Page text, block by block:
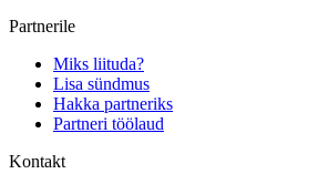
Partnerile
Miks liituda?
Lisa sündmus
Hakka partneriks
Partneri töölaud
Kontakt